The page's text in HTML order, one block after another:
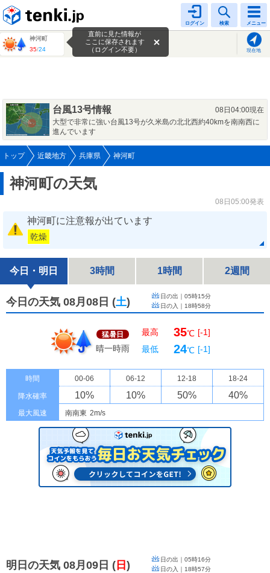
ログイン 検索 メニュー
神河町
35/24 現在地
直前に見た情報が
ここに保存されます
（ログイン不要）
台風13号情報
08日04:00現在
大型で非常に強い台風13号が久米島の北北西約40kmを南南西に
進んでいます
トップ 近畿地方 兵庫県 神河町
神河町の天気
08日05:00発表
神河町に注意報が出ています
乾燥
今日・明日 3時間 1時間 2週間
今日の天気 08月08日 (土) 日の出｜ 05時15分
日の入｜ 18時58分
猛暑日
晴一時雨
最高 35℃ [-1]
最低
24℃ [-1]
時間 00-06 06-12 12-18 18-24
降水確率 10% 10% 50% 40%
最大風速 南南東 2m/s
明日の天気 08月09日 ( 日 ) 日の出｜ 05時16分
日の入｜ 18時57分